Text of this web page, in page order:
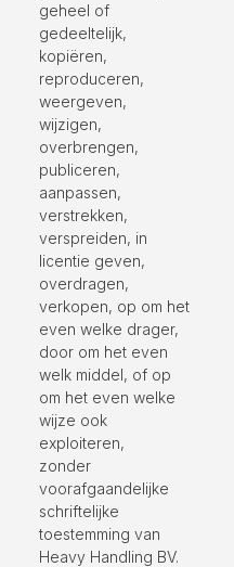
geheel of
gedeeltelijk,
kopiëren,
reproduceren,
weergeven,
wijzigen,
overbrengen,
publiceren,
aanpassen,
verstrekken,
verspreiden, in
licentie geven,
overdragen,
verkopen, op om het
even welke drager,
door om het even
welk middel, of op
om het even welke
wijze ook
exploiteren,
zonder
voorafgaandelijke
schriftelijke
toestemming van
Heavy Handling BV.